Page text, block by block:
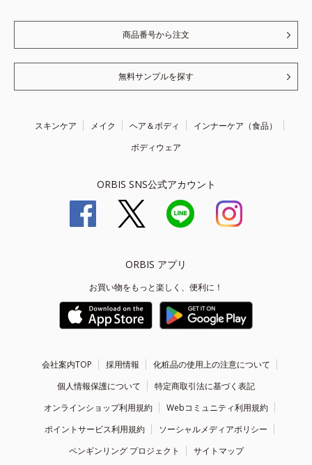
商品番号から注文
無料サンプルを探す
スキンケア メイク ヘア＆ボディ
インナーケア（食品）
ボディウェア
ORBIS SNS公式アカウント
ORBIS アプリ
お買い物をもっと楽しく、便利に！
会社案内TOP 採用情報
化粧品の使用上の注意について
個人情報保護について
特定商取引法に基づく表記
オンラインショップ利用規約
Webコミュニティ利用規約
ポイントサービス利用規約
ソーシャルメディアポリシー
ペンギンリング プロジェクト
サイトマップ